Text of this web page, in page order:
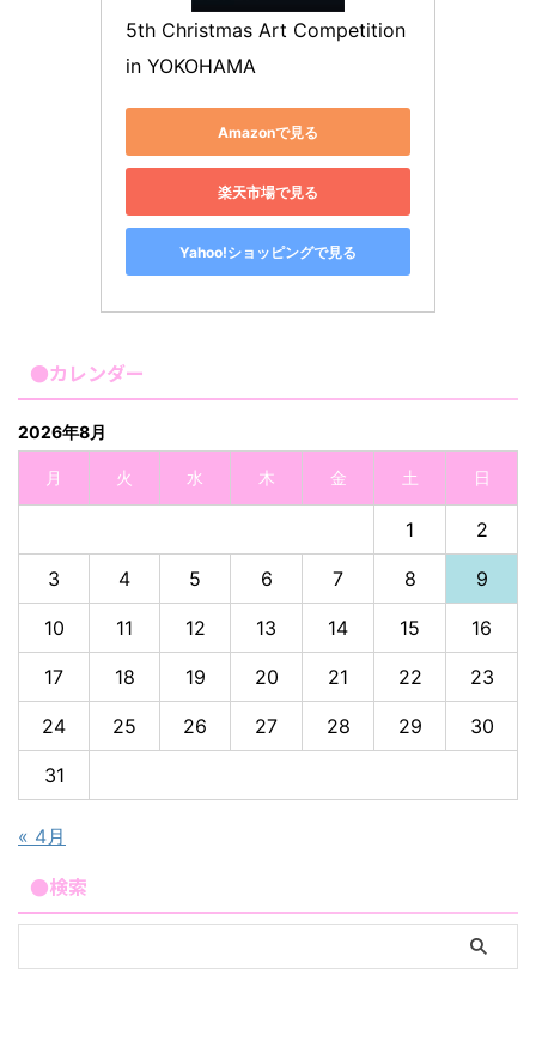
5th Christmas Art Competition
in YOKOHAMA
Amazonで見る
楽天市場で見る
Yahoo!ショッピングで見る
●カレンダー
2026年8月
月 火 水 木 金 土 日
1 2
3 4 5 6 7 8 9
10 11 12 13 14 15 16
17 18 19 20 21 22 23
24 25 26 27 28 29 30
31
« 4月
●検索